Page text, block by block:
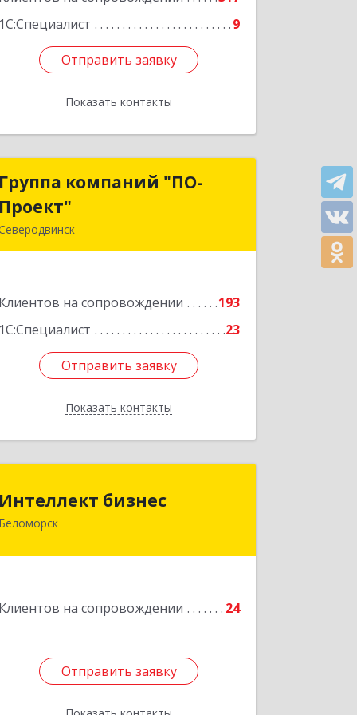
1С:Специалист
9
Отправить заявку
Показать контакты
Отправить заявку
Назад
Группа компаний "ПО-
Проект"
Клиентов на сопровождении
193
1С:Специалист
23
Отправить заявку
Показать контакты
Группа компаний "ПО-
Подробнее
Отправить заявку
Назад
Интеллект бизнес
Беломорск
Клиентов на сопровождении 24
Отправить заявку
Интеллект бизнес
г. Беломорск, Портовое шоссе, д.1
Отправить заявку